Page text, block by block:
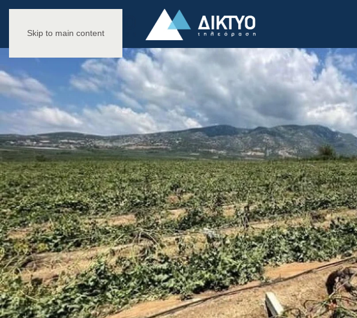
Skip to main content